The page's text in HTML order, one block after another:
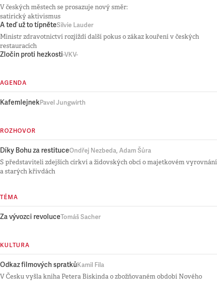
V českých městech se prosazuje nový směr:
satirický aktivismus
A teď už to típněteSilvie Lauder
Ministr zdravotnictví rozjíždí další pokus o zákaz kouření v českých
restauracích
Zločin proti hezkosti-VKV-
AGENDA
KafemlejnekPavel Jungwirth
ROZHOVOR
Díky Bohu za restituceOndřej Nezbeda, Adam Šůra
S představiteli zdejších církví a židovských obcí o majetkovém vyrovnání
a starých křivdách
TÉMA
Za vývozci revoluceTomáš Sacher
KULTURA
Odkaz filmových spratkůKamil Fila
V Česku vyšla kniha Petera Biskinda o zbožňovaném období Nového